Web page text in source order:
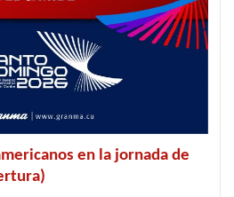
en la jornada de